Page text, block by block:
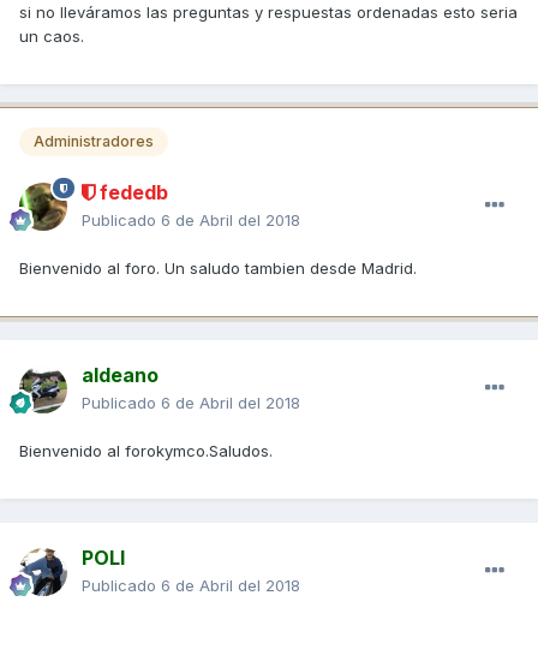
si no lleváramos las preguntas y respuestas ordenadas esto seria
un caos.
Administradores
fededb
Publicado 6 de Abril del 2018
Bienvenido al foro. Un saludo tambien desde Madrid.
aldeano
Publicado 6 de Abril del 2018
Bienvenido al forokymco.Saludos.
POLI
Publicado 6 de Abril del 2018